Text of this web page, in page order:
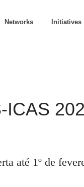
Networks Initiatives
até 1º de